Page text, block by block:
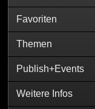
Favoriten
Themen
Publish+Events
Weitere Infos